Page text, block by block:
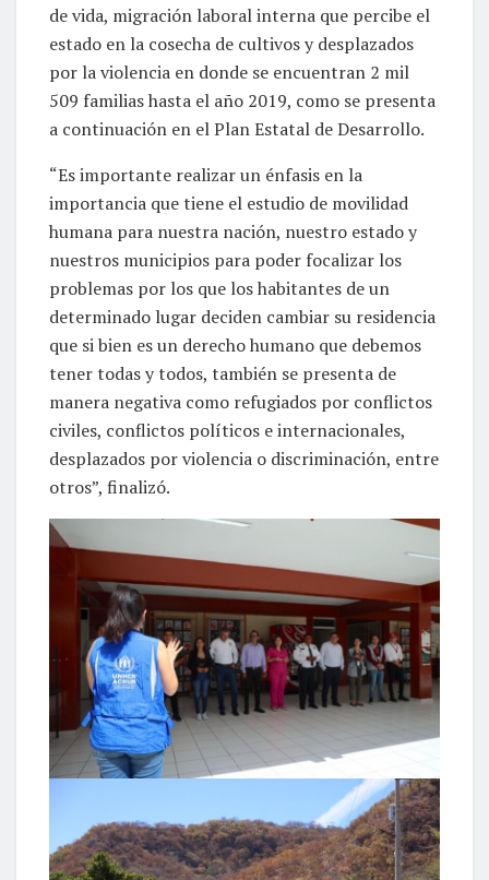
de vida, migración laboral interna que percibe el
estado en la cosecha de cultivos y desplazados
por la violencia en donde se encuentran 2 mil
509 familias hasta el año 2019, como se presenta
a continuación en el Plan Estatal de Desarrollo.
“Es importante realizar un énfasis en la
importancia que tiene el estudio de movilidad
humana para nuestra nación, nuestro estado y
nuestros municipios para poder focalizar los
problemas por los que los habitantes de un
determinado lugar deciden cambiar su residencia
que si bien es un derecho humano que debemos
tener todas y todos, también se presenta de
manera negativa como refugiados por conflictos
civiles, conflictos políticos e internacionales,
desplazados por violencia o discriminación, entre
otros”, finalizó.